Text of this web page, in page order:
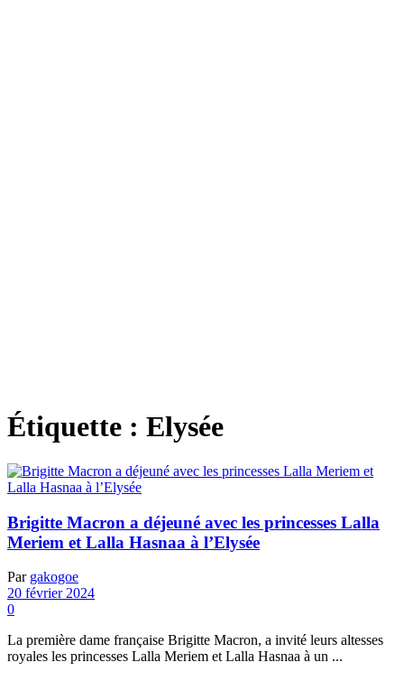
Étiquette : Elysée
Brigitte Macron a déjeuné avec les princesses Lalla
Meriem et Lalla Hasnaa à l’Elysée
Par gakogoe
20 février 2024
0
La première dame française Brigitte Macron, a invité leurs altesses
royales les princesses Lalla Meriem et Lalla Hasnaa à un ...